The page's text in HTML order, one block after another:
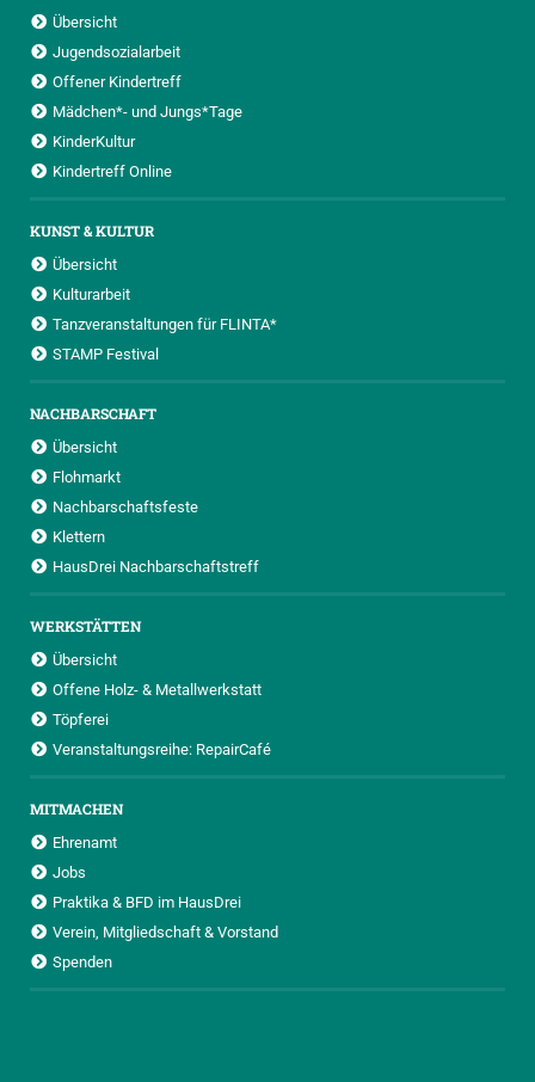
Übersicht
Jugendsozialarbeit
Offener Kindertreff
Mädchen*- und Jungs*Tage
KinderKultur
Kindertreff Online
KUNST & KULTUR
Übersicht
Kulturarbeit
Tanzveranstaltungen für FLINTA*
STAMP Festival
NACHBARSCHAFT
Übersicht
Flohmarkt
Nachbarschaftsfeste
Klettern
HausDrei Nachbarschaftstreff
WERKSTÄTTEN
Übersicht
Offene Holz- & Metallwerkstatt
Töpferei
Veranstaltungsreihe: RepairCafé
MITMACHEN
Ehrenamt
Jobs
Praktika & BFD im HausDrei
Verein, Mitgliedschaft & Vorstand
Spenden